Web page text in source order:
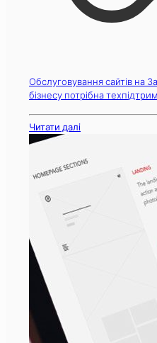
Обслуговування сайтів на
бізнесу потрібна
Читати далі